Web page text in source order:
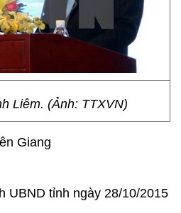
Liêm. (Ảnh: TTXVN)
Giang
UBND tỉnh ngày 28/10/2015